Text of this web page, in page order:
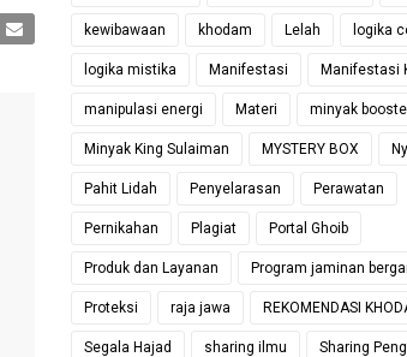
kewibawaan khodam Lelah logika
logika mistika Manifestasi Manifestasi
manipulasi energi Materi minyak
Minyak King Sulaiman MYSTERY BOX
Pahit Lidah Penyelarasan Perawatan
Pernikahan Plagiat Portal Ghoib
Produk dan Layanan Program jaminan
Proteksi raja jawa REKOMENDASI
Segala Hajad sharing ilmu Sharing